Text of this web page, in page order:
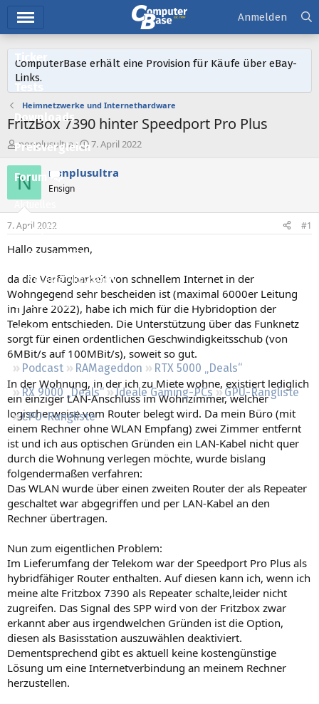
Ticker
Downloads
Preisvergleich
Forum
Aktuelles
Empfohlene Inhalte
Neue Beiträge
Neueste Aktivitäten
Leserartikel
Regeln
Podcast RAMageddon
RTX 5000 „Deals“
RX 9000 „Deals“
Ideale Gaming-PCs
GPU-Rangliste
CPU-Rangliste
Anmelden
ComputerBase erhält eine Provision für Käufe über eBay-
Links.
Heimnetzwerke und Internethardware
FritzBox 7390 hinter Speedport Pro Plus
E
s
t
l
e
r
nonplusultra
E
s
t
m
7. April 2022
N nonplusultra
Ensign
7. April 2022 #1
Hallo zusammen,
da die Verfügbarkeit von schnellem Internet in der
Wohngegend sehr bescheiden ist (maximal 6000er Leitung
im Jahre 2022), habe ich mich für die Hybridoption der
Telekom entschieden. Die Unterstützung über das Funknetz
sorgt für einen ordentlichen Geschwindigkeitsschub (von
6MBit/s auf 100MBit/s), soweit so gut.
In der Wohnung, in der ich zu Miete wohne, existiert lediglich
ein einziger LAN-Anschluss im Wohnzimmer, welcher
logischerweise vom Router belegt wird. Da mein Büro (mit
einem Rechner ohne WLAN Empfang) zwei Zimmer entfernt
ist und ich aus optischen Gründen ein LAN-Kabel nicht quer
durch die Wohnung verlegen möchte, wurde bislang
folgendermaßen verfahren:
Das WLAN wurde über einen zweiten Router der als Repeater
geschaltet war abgegriffen und per LAN-Kabel an den
Rechner übertragen.
Nun zum eigentlichen Problem:
Im Lieferumfang der Telekom war der Speedport Pro Plus als
hybridfähiger Router enthalten. Auf diesen kann ich, wenn ich
meine alte Fritzbox 7390 als Repeater schalte,leider nicht
zugreifen. Das Signal des SPP wird von der Fritzbox zwar
erkannt aber aus irgendwelchen Gründen ist die Option,
diesen als Basisstation auszuwählen deaktiviert.
Dementsprechend gibt es aktuell keine kostengünstige
Lösung um eine Internetverbindung an meinem Rechner
herzustellen.